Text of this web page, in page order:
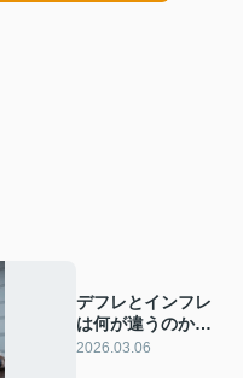
デフレとインフレ
は何が違うのか？
影響や具体例もや
2026.03.06